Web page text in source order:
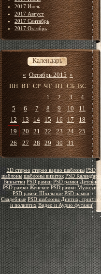
2017 Июль
2017 Август
2017 Сентябрь
2017 Октябрь
Календарь
« Октябрь 2015 »
ПН ВТ СР ЧТ ПТ СБ ВС
1
2 3
4
5
6 7 8 9 10
11
12
13 14 15 16 17
18
19
20 21 22 23 24
25
26
27 28 29 30 31
3D стерео стерео варио шаблоны PSD
шаблоны шаблоны визиток PSD Календари
Виньетки PSD рамки PSD рамки Детские
PSD рамки Женские PSD рамки Мужские
PSD рамки Школьные PSD рамки
Свадебные PSD шаблоны Диптих, триптих
и полиптих Видео и Аудио футажи